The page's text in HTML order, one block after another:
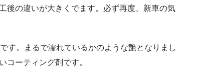
後の違いが大きくでます。必ず再度、新車の気
す。まるで濡れているかのような艶となりまし
コーティング剤です。